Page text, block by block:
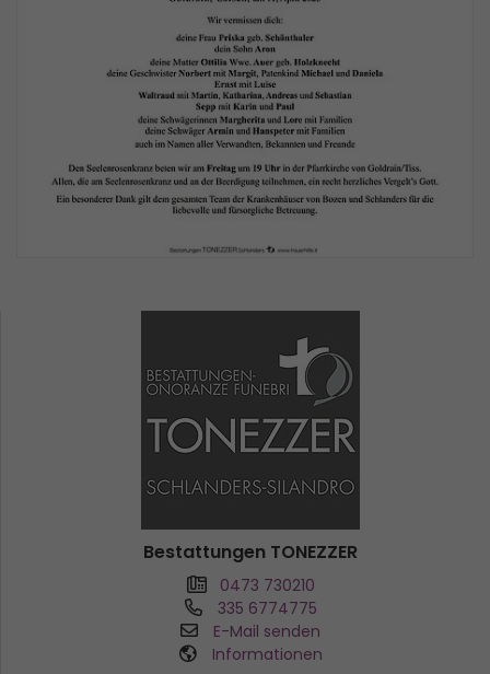
Bestattungen TONEZZER
0473 730210
335 6774775
E-Mail senden
Informationen